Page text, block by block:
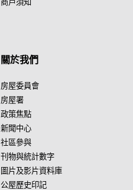
商戶須知
關於我們
房屋委員會
房屋署
政策焦點
新聞中心
社區參與
刊物與統計數字
圖片及影片資料庫
公屋歷史印記